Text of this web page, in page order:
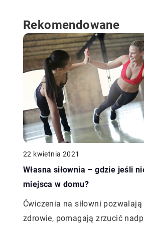
Rekomendowane
22 kwietnia 2021
Własna siłownia – gdzie jeśli
miejsca w domu?
Ćwiczenia na siłowni
zdrowie, pomagają zrzucić